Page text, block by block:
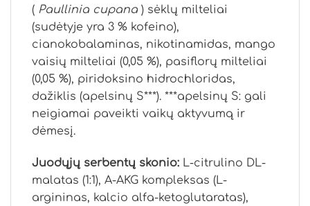
( Paullinia cupana ) sėklų milteliai
(sudėtyje yra 3 % kofeino),
cianokobalaminas, nikotinamidas, mango
vaisių milteliai (0,05 %), pasiflorų milteliai
(0,05 %), piridoksino hidrochloridas,
dažiklis (apelsinų S***). ***apelsinų S: gali
neigiamai paveikti vaikų aktyvumą ir
dėmesį.
Juodųjų serbentų skonio: L-citrulino DL-
malatas (1:1), A-AKG kompleksas (L-
argininas, kalcio alfa-ketoglutaratas),